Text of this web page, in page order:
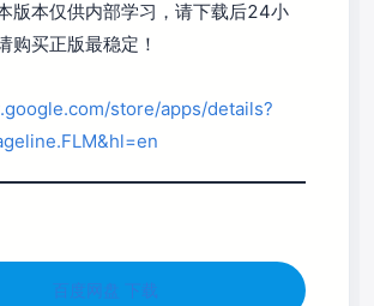
版本仅供内部学习，请下载后24小
购买正版最稳定！
store/apps/details?
百度网盘 下载